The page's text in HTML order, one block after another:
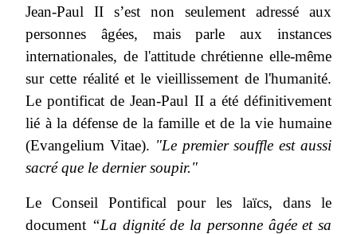
Jean-Paul II s’est non seulement adressé aux
personnes âgées, mais parle aux instances
internationales, de l'attitude chrétienne elle-même
sur cette réalité et le vieillissement de l'humanité.
Le pontificat de Jean-Paul II a été définitivement
lié à la défense de la famille et de la vie humaine
(Evangelium Vitae). "Le premier souffle est aussi
sacré que le dernier soupir."
Le Conseil Pontifical pour les laïcs, dans le
document “La dignité de la personne âgée et sa